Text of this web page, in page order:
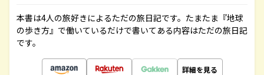
本書は4人の旅好きによるただの旅日記です。たまたま『地球
の歩き方』で働いているだけで書いてある内容はただの旅日記
です。
詳細を見る